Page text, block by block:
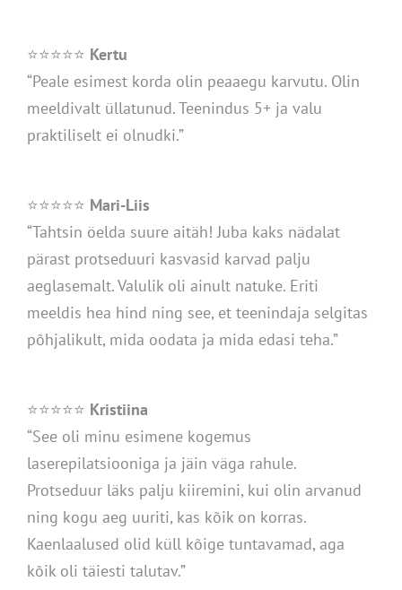
⭐⭐⭐⭐⭐ Kertu
“Peale esimest korda olin peaaegu karvutu. Olin
meeldivalt üllatunud. Teenindus 5+ ja valu
praktiliselt ei olnudki.”
⭐⭐⭐⭐⭐ Mari-Liis
“Tahtsin öelda suure aitäh! Juba kaks nädalat
pärast protseduuri kasvasid karvad palju
aeglasemalt. Valulik oli ainult natuke. Eriti
meeldis hea hind ning see, et teenindaja selgitas
põhjalikult, mida oodata ja mida edasi teha.”
⭐⭐⭐⭐⭐ Kristiina
“See oli minu esimene kogemus
laserepilatsiooniga ja jäin väga rahule.
Protseduur läks palju kiiremini, kui olin arvanud
ning kogu aeg uuriti, kas kõik on korras.
Kaenlaalused olid küll kõige tuntavamad, aga
kõik oli täiesti talutav.”